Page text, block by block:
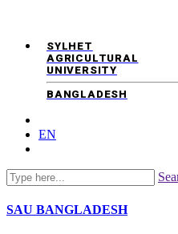
SYLHET
AGRICULTURAL
UNIVERSITY
BANGLADESH
EN
SAU BANGLADESH